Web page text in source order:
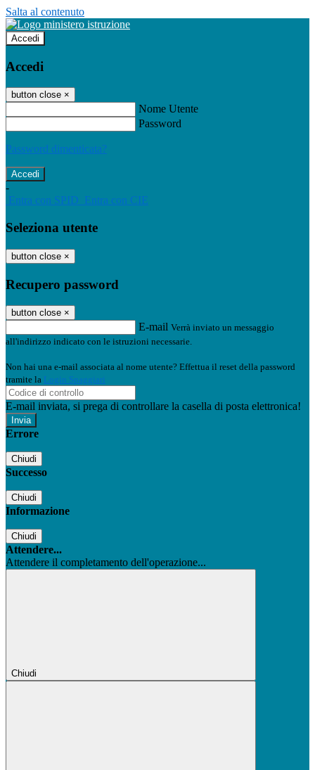
Salta al contenuto
Accedi
Accedi
button close ×
Nome Utente
Password
Password dimenticata?
-
Entra con SPID Entra con CIE
Seleziona utente
button close ×
Recupero password
button close ×
E-mail Verrà inviato un messaggio
all'indirizzo indicato con le istruzioni necessarie.
Non hai una e-mail associata al nome utente? Effettua il reset della password
tramite la Login Spaggiari
E-mail inviata, si prega di controllare la casella di posta elettronica!
Errore
Chiudi
Successo
Chiudi
Informazione
Chiudi
Attendere...
Attendere il completamento dell'operazione...
Chiudi